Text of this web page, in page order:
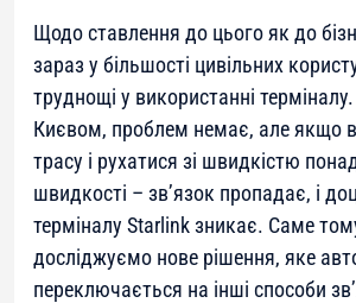
Щодо ставлення до цього як до
зараз у більшості цивільних
труднощі у використанні
Києвом, проблем немає, але якщо
трасу і рухатися зі швидкістю
швидкості – зв’язок пропадає, і
терміналу Starlink зникає. Саме
досліджуємо нове рішення, яке
переключається на інші способи